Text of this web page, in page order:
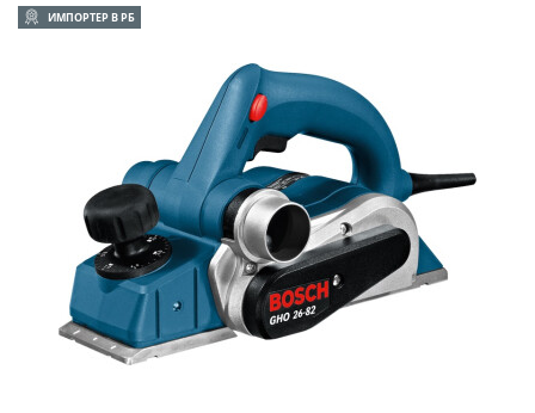
ИМПОРТЕР В РБ